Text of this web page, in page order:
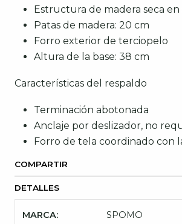
Estructura de madera seca en
Patas de madera: 20 cm
Forro exterior de terciopelo
Altura de la base: 38 cm
Características del respaldo
Terminación abotonada
Anclaje por deslizador, no
Forro de tela coordinado con
COMPARTIR
DETALLES
MARCA: SPOMO